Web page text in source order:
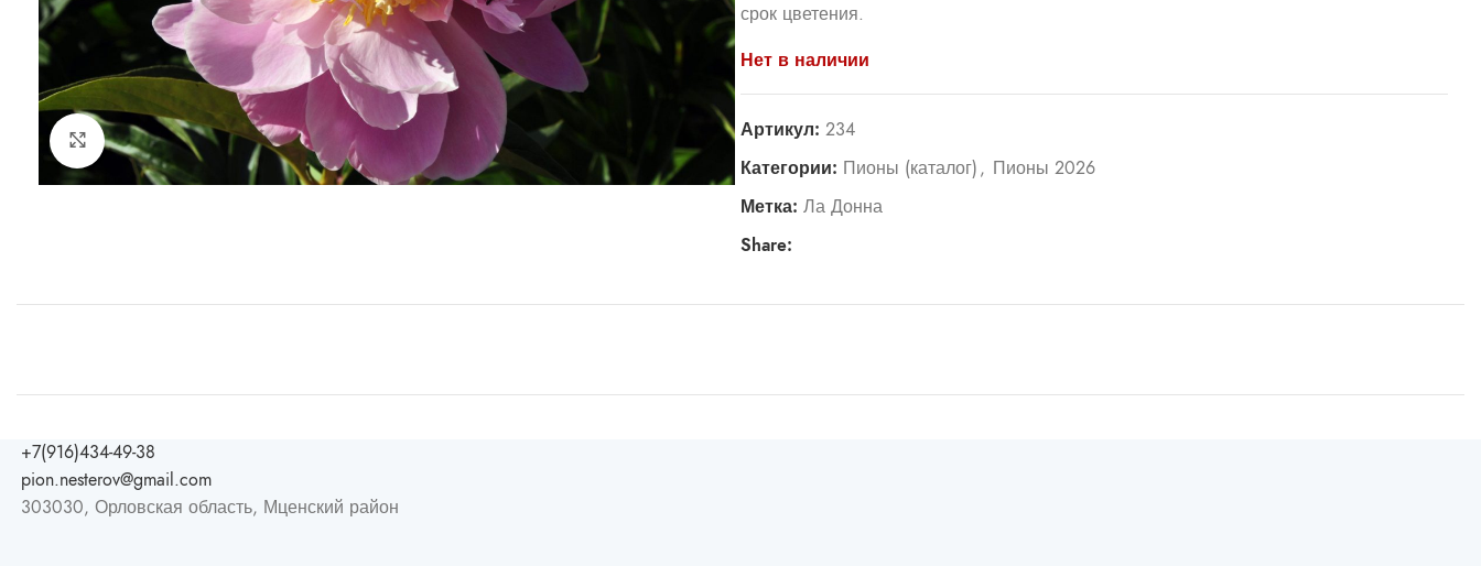
Увеличить
срок цветения.
Нет в наличии
Артикул: 234
Категории: Пионы (каталог), Пионы 2026
Метка: Ла Донна
Share:
+7(916)434-49-38
pion.nesterov@gmail.com
303030, Орловская область, Мценский район